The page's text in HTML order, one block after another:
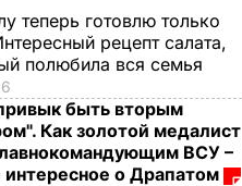
теперь готовлю только
рецепт салата,
полюбила вся семья
быть вторым
Как золотой медалист
ВСУ –
интересное о Драпатом